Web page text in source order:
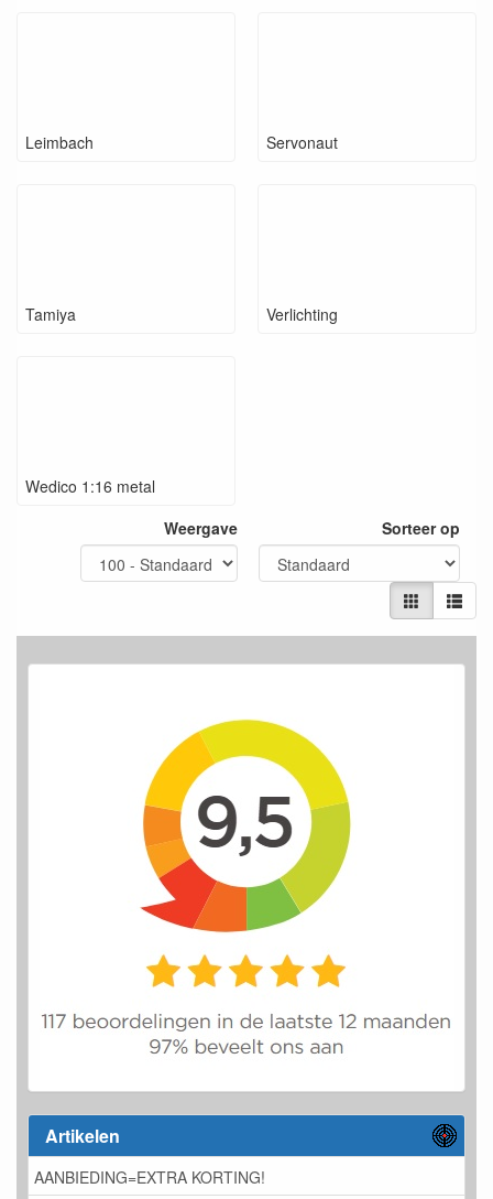
Artikelen
AANBIEDING=EXTRA KORTING!
Leimbach Servonaut
Tamiya Verlichting
Wedico 1:16 metal
Weergave
Sorteer op